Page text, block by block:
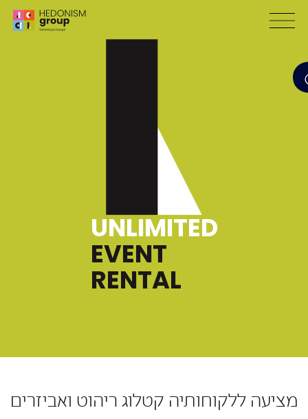
UNLIMITED
EVENT
RENTAL
מציעה ללקוחותיה קטלוג ריהוט ואביזרים